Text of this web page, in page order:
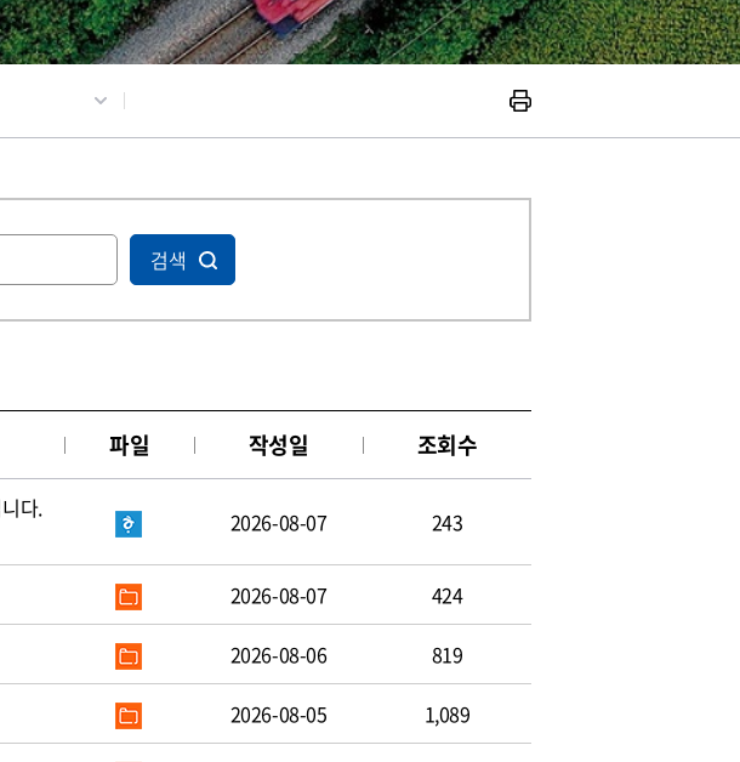
검색
파일 작성일 조회수
다. 2026-08-07 243
2026-08-07 424
2026-08-06 819
2026-08-05 1,089